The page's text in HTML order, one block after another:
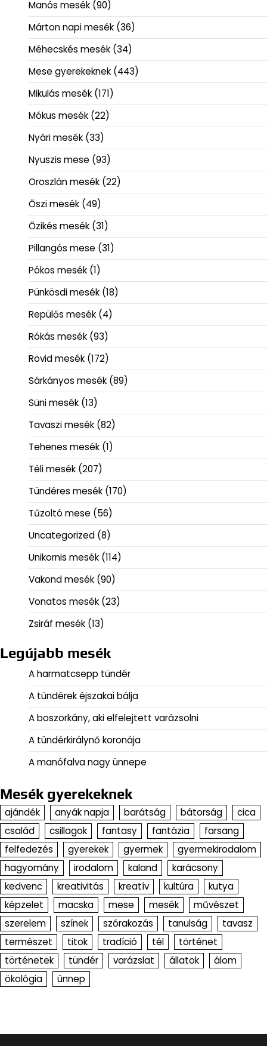
Manós mesék (90)
Márton napi mesék (36)
Méhecskés mesék (34)
Mese gyerekeknek (443)
Mikulás mesék (171)
Mókus mesék (22)
Nyári mesék (33)
Nyuszis mese (93)
Oroszlán mesék (22)
Őszi mesék (49)
Őzikés mesék (31)
Pillangós mese (31)
Pókos mesék (1)
Pünkösdi mesék (18)
Repülős mesék (4)
Rókás mesék (93)
Rövid mesék (172)
Sárkányos mesék (89)
Süni mesék (13)
Tavaszi mesék (82)
Tehenes mesék (1)
Téli mesék (207)
Tündéres mesék (170)
Tűzoltó mese (56)
Uncategorized (8)
Unikornis mesék (114)
Vakond mesék (90)
Vonatos mesék (23)
Zsiráf mesék (13)
Legújabb mesék
A harmatcsepp tündér
A tündérek éjszakai bálja
A boszorkány, aki elfelejtett varázsolni
A tündérkirálynő koronája
A manófalva nagy ünnepe
Mesék gyerekeknek
ajándék anyák napja barátság bátorság
cica
család
csillagok fantasy fantázia
farsang
felfedezés
gyerekek gyermek
gyermekirodalom
hagyomány
irodalom kaland
karácsony
kedvenc
kreativitás kreatív kultúra
kutya
képzelet
macska mese mesék
művészet
szerelem
színek szórakozás tanulság
tavasz
természet
titok tradíció tél
történet
történetek
tündér varázslat állatok
álom
ökológia
ünnep